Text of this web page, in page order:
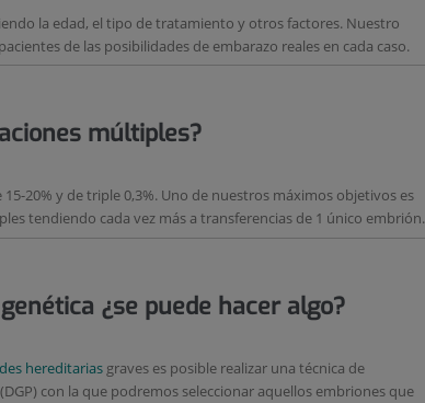
la edad, el tipo de tratamiento y otros factores. Nuestro
de las posibilidades de embarazo reales en cada caso.
múltiples?
20% y de triple 0,3%. Uno de nuestros máximos objetivos es
tendiendo cada vez más a transferencias de 1 único embrión.
¿se puede hacer algo?
hereditarias graves es posible realizar una técnica de
con la que podremos seleccionar aquellos embriones que